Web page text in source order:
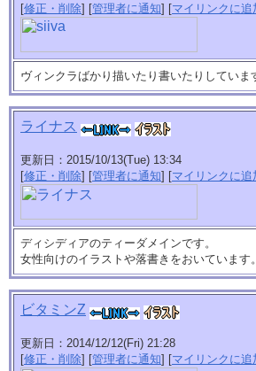
[修正・削除] [管理者に通知] [マイリンクに追
ヴィンクラばかり描いたり書いたりしていま
ライナス
更新日：2015/10/13(Tue) 13:34
[修正・削除] [管理者に通知] [マイリンクに追
ディシディアのティーダメインです。
女性向けのイラストや落書きをおいています
ビタミンZ
更新日：2014/12/12(Fri) 21:28
[修正・削除] [管理者に通知] [マイリンクに追